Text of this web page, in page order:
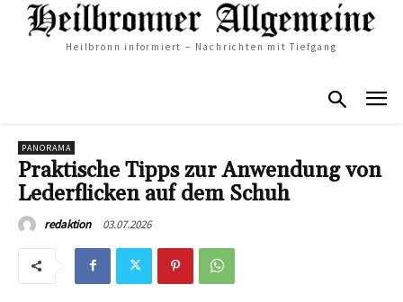
Heilbronn informiert – Nachrichten mit Tiefgang
PANORAMA
Praktische Tipps zur Anwendung von
Lederflicken auf dem Schuh
redaktion 03.07.2026